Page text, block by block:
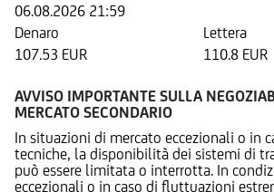
06.08.2026 21:59
Denaro
Lettera
107.53 EUR
110.8 EUR
AVVISO IMPORTANTE SULLA
MERCATO SECONDARIO
In situazioni di mercato eccezionali o in
tecniche, la disponibilità dei sistemi di
può essere limitata o interrotta. In
eccezionali o in caso di fluttuazioni